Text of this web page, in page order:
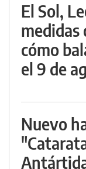
El Sol,
medidas
cómo
el 9 de
Nuevo